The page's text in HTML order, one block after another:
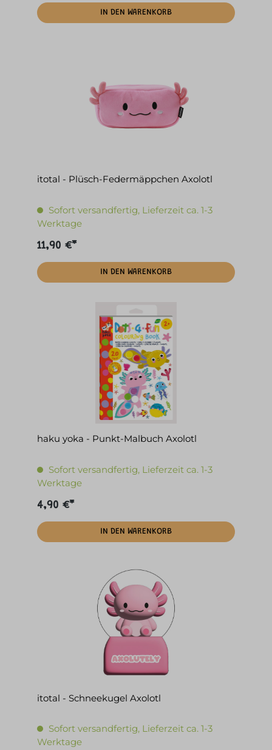
IN DEN WARENKORB
itotal - Plüsch-Federmäppchen Axolotl
Sofort versandfertig, Lieferzeit ca. 1-3
Werktage
11,90 €*
IN DEN WARENKORB
haku yoka - Punkt-Malbuch Axolotl
Sofort versandfertig, Lieferzeit ca. 1-3
Werktage
4,90 €*
IN DEN WARENKORB
itotal - Schneekugel Axolotl
Sofort versandfertig, Lieferzeit ca. 1-3
Werktage